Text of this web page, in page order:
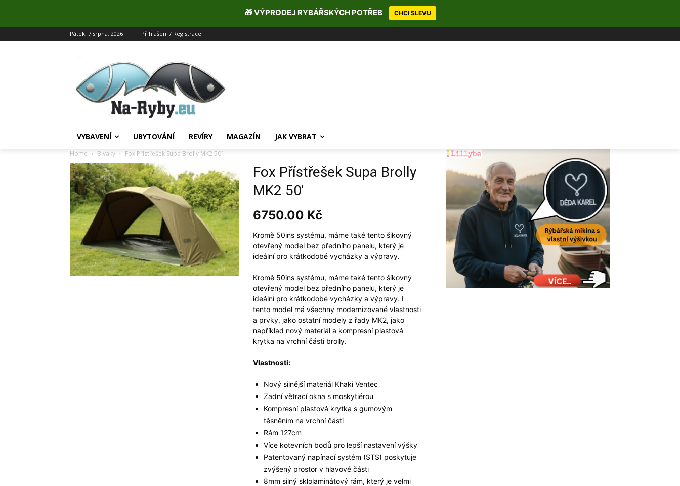
Pátek, 7 srpna, 2026 Přihlášení / Registrace
VYBAVENÍ UBYTOVÁNÍ REVÍRY MAGAZÍN JAK VYBRAT
Home Bivaky Fox Přístřešek Supa Brolly MK2 50′
Fox Přístřešek Supa Brolly
MK2 50′
6750.00 Kč
Kromě 50ins systému, máme také tento šikovný
otevřený model bez předního panelu, který je
ideální pro krátkodobé vycházky a výpravy.
Kromě 50ins systému, máme také tento šikovný
otevřený model bez předního panelu, který je
ideální pro krátkodobé vycházky a výpravy. I
tento model má všechny modernizované vlastnosti
a prvky, jako ostatní modely z řady MK2, jako
například nový materiál a kompresní plastová
krytka na vrchní části brolly.
Vlastnosti:
Nový silnější materiál Khaki Ventec
Zadní větrací okna s moskytiérou
Kompresní plastová krytka s gumovým
těsněním na vrchní části
Rám 127cm
Více kotevních bodů pro lepší nastavení výšky
Patentovaný napínací systém (STS) poskytuje
zvýšený prostor v hlavové části
8mm silný sklolaminátový rám, který je velmi
🎁 VÝPRODEJ RYBÁŘSKÝCH POTŘEB CHCI SLEVU